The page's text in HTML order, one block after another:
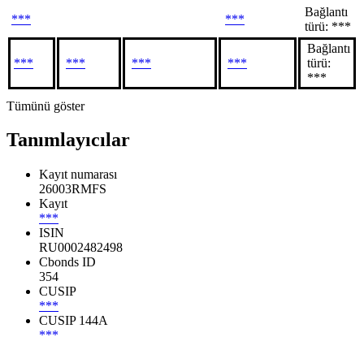
***
***
Bağlantı
türü: ***
*** *** *** ***
Bağlantı
türü:
***
Tümünü göster
Tanımlayıcılar
Kayıt numarası
26003RMFS
Kayıt
***
ISIN
RU0002482498
Cbonds ID
354
CUSIP
***
CUSIP 144A